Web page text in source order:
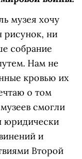
музея хочу
рисунок, ни
собрание
Нам не
кровью их
о том
смогли
юридически
и
Второй